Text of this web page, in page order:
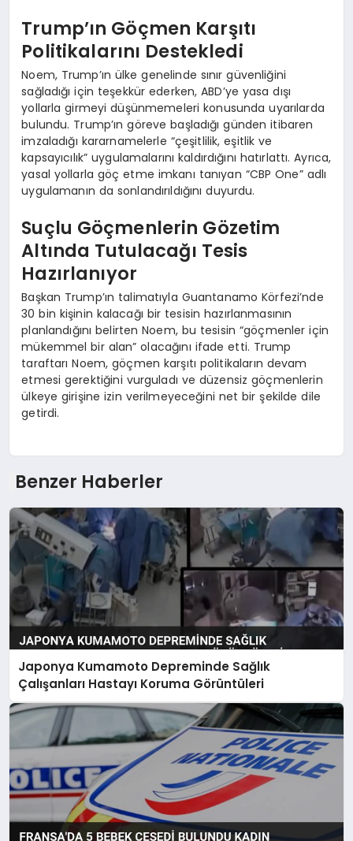
Trump’ın Göçmen Karşıtı
Politikalarını Destekledi
Noem, Trump’ın ülke genelinde sınır güvenliğini
sağladığı için teşekkür ederken, ABD’ye yasa dışı
yollarla girmeyi düşünmemeleri konusunda uyarılarda
bulundu. Trump’ın göreve başladığı günden itibaren
imzaladığı kararnamelerle “çeşitlilik, eşitlik ve
kapsayıcılık” uygulamalarını kaldırdığını hatırlattı. Ayrıca,
yasal yollarla göç etme imkanı tanıyan “CBP One” adlı
uygulamanın da sonlandırıldığını duyurdu.
Suçlu Göçmenlerin Gözetim
Altında Tutulacağı Tesis
Hazırlanıyor
Başkan Trump’ın talimatıyla Guantanamo Körfezi’nde
30 bin kişinin kalacağı bir tesisin hazırlanmasının
planlandığını belirten Noem, bu tesisin “göçmenler için
mükemmel bir alan” olacağını ifade etti. Trump
taraftarı Noem, göçmen karşıtı politikaların devam
etmesi gerektiğini vurguladı ve düzensiz göçmenlerin
ülkeye girişine izin verilmeyeceğini net bir şekilde dile
getirdi.
Benzer Haberler
Japonya Kumamoto Depreminde Sağlık
Çalışanları Hastayı Koruma Görüntüleri